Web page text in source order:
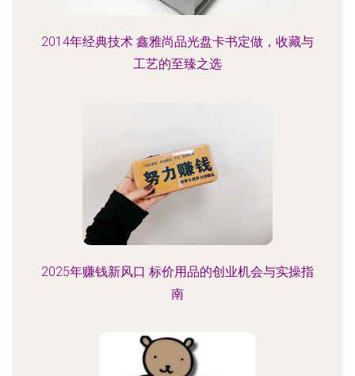
2014年经典技术 鑫雅尚品光盘卡书定做，收藏与
工艺的至臻之选
2025年赚钱新风口 标价用品的创业机会与实操指
南